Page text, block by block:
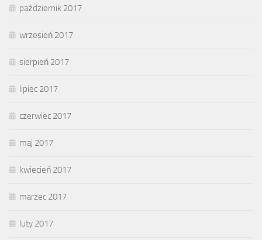
październik 2017
wrzesień 2017
sierpień 2017
lipiec 2017
czerwiec 2017
maj 2017
kwiecień 2017
marzec 2017
luty 2017